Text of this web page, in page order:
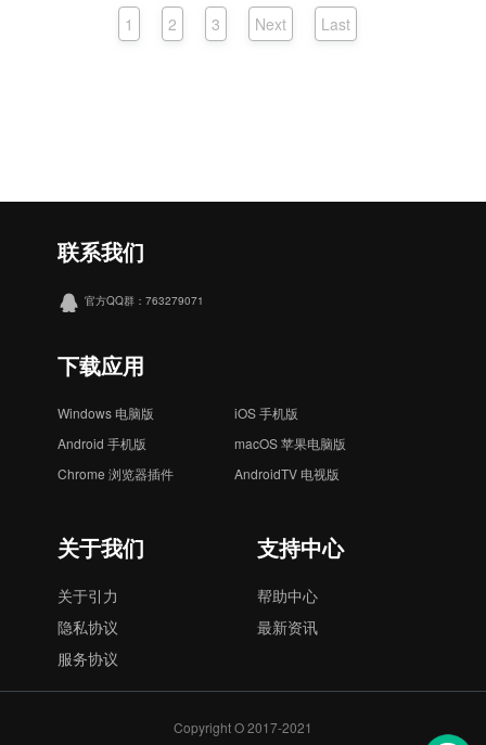
1 2 3 Next Last
联系我们
官方QQ群：763279071
下载应用
Windows 电脑版
iOS 手机版
Android 手机版
macOS 苹果电脑版
Chrome 浏览器插件
AndroidTV 电视版
关于我们
关于引力
隐私协议
服务协议
支持中心
帮助中心
最新资讯
Copyright O 2017-2021